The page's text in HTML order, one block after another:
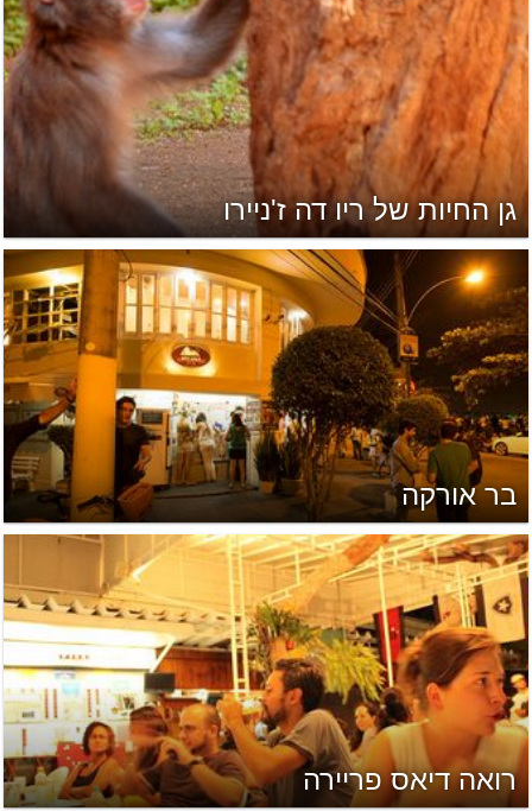
גן החיות של ריו דה ז'ניירו
בר אורקה
רואה דיאס פריירה